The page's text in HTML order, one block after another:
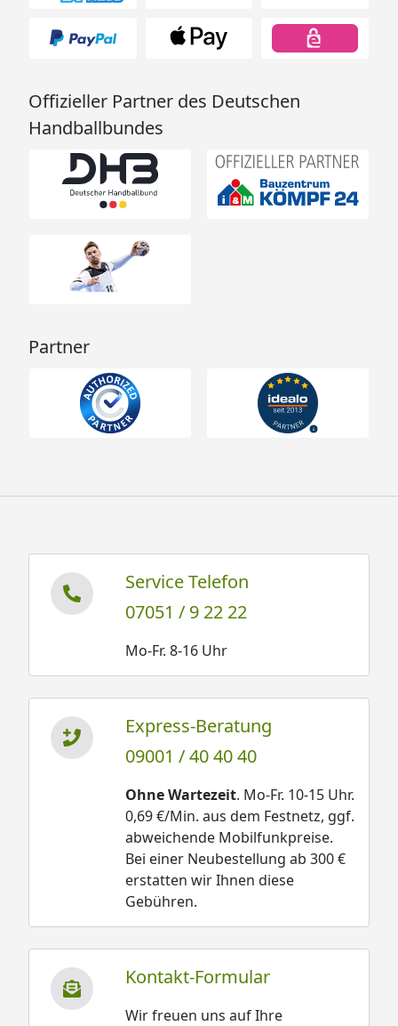
Offizieller Partner des Deutschen
Handballbundes
Partner
Service Telefon
07051 / 9 22 22
Mo-Fr. 8-16 Uhr
Express-Beratung
09001 / 40 40 40
Ohne Wartezeit. Mo-Fr. 10-15 Uhr.
0,69 €/Min. aus dem Festnetz, ggf.
abweichende Mobilfunkpreise.
Bei einer Neubestellung ab 300 €
erstatten wir Ihnen diese
Gebühren.
Kontakt-Formular
Wir freuen uns auf Ihre